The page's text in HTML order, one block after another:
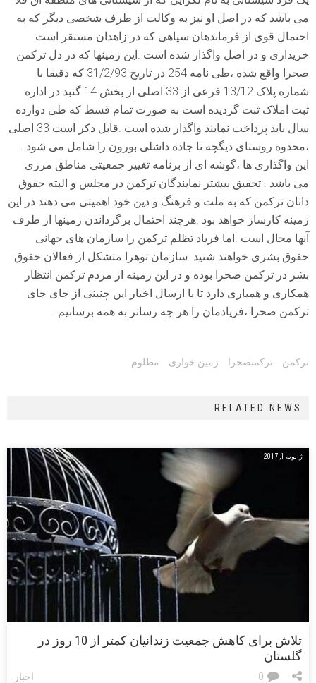
می باشد که در اصل او نیز به وکالت از طرف شخصی دیگر که به
احتمال قوی از فرماندهان سپاهی که در زاهدان مستقر است
خریداری و در اصل واگذار شده است .این زمینها که در دل ترکمن
صحرا واقع شده ،طی نامه 254 در تاریخ 31/2/93 که دقیقا با
شماره پلاک 13/12 فرعی از 33 اصلی از بخش 14 گنبد در اداره
ثبت املاک ثبت گردیده است به صورت تمام قسط که طی دوازده
سال باید پرداخت نمایند واگذار شده است .قابل ذکر است 33 اصلی
،محدوه روستای دیگچه تا جاده داشلی بورون را شامل می شود .
این واگذاری ها ،گوشه ای از برنامه تغییر جمعیتی مناطق مرزی
می باشد . تحقیق بیشتر نمایندگان ترکمن در مجلس و البته حقوق
دانان ترکمن که به ملت و فرهنگ و دین خود اهمیتی می دهند در این
زمینه کارساز خواهد بود .هرچند احتمال برگرداندن زمینها از طرف
آنها محال است .اما فریاد تظلم ترکمن را سازمان های جهانی
حقوق بشری خواهند شنید .سازمان توهرا متشکل از فعالان حقوق
بشر در ترکمن صحرا بوده و در این زمینه از مردم ترکمن انتظار
همکاری و همیاری دارد تا با ارسال اخبار این چنینی از جای جای
ترکمن صحرا ،فریادمان را هر چه رساتر به همه برسانیم .
Tags:
ترکمن ترکمنصحرا زمین خواری مظلوم
RELATED NEWS
ژانویه 1, 2017
تلاش برای کاهش جمعیت زندانیان کمتر از 10 روز در
گلستان
اخبار 0